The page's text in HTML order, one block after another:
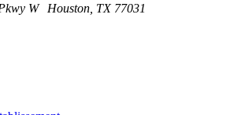
W Houston, TX 77031